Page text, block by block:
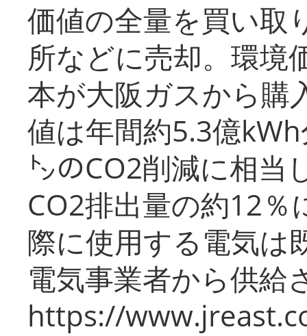
価値の全量を買い取
所などに売却。環境
本が大阪ガスから購
値は年間約5.3億
㌧のCO2削減に相当
CO2排出量の約12％
際に使用する電気は
電気事業者から供給
https://